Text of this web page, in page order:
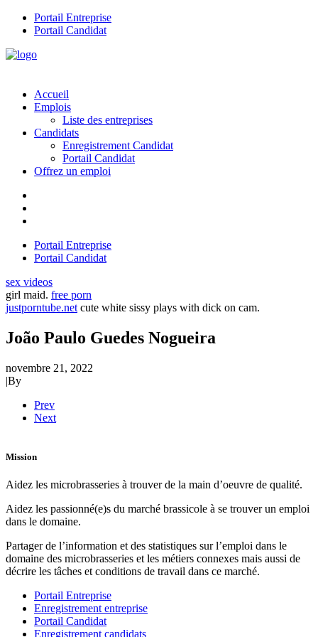
Portail Entreprise
Portail Candidat
Accueil
Emplois
Liste des entreprises
Candidats
Enregistrement Candidat
Portail Candidat
Offrez un emploi
Portail Entreprise
Portail Candidat
sex videos
girl maid. free porn
justporntube.net cute white sissy plays with dick on cam.
João Paulo Guedes Nogueira
novembre 21, 2022
|By
Prev
Next
Mission
Aidez les microbrasseries à trouver de la main d’oeuvre de qualité.
Aidez les passionné(e)s du marché brassicole à se trouver un emploi
dans le domaine.
Partager de l’information et des statistiques sur l’emploi dans le
domaine des microbrasseries et les métiers connexes mais aussi de
décrire les tâches et conditions de travail dans ce marché.
Portail Entreprise
Enregistrement entreprise
Portail Candidat
Enregistrement candidats